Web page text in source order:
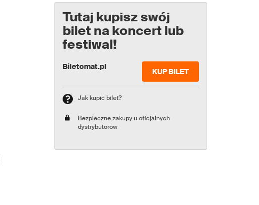
Tutaj kupisz swój
bilet na koncert lub
festiwal!
Biletomat.pl
KUP BILET
Jak kupić bilet?
Bezpieczne zakupy u oficjalnych
dystrybutorów